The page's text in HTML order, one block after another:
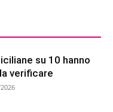
su 10 hanno
verificare